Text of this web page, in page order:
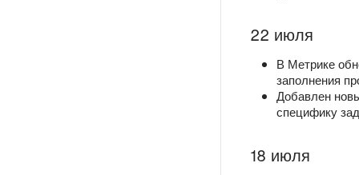
22 июля
В Метрике
заполнения
Добавлен
специфику
18 июля